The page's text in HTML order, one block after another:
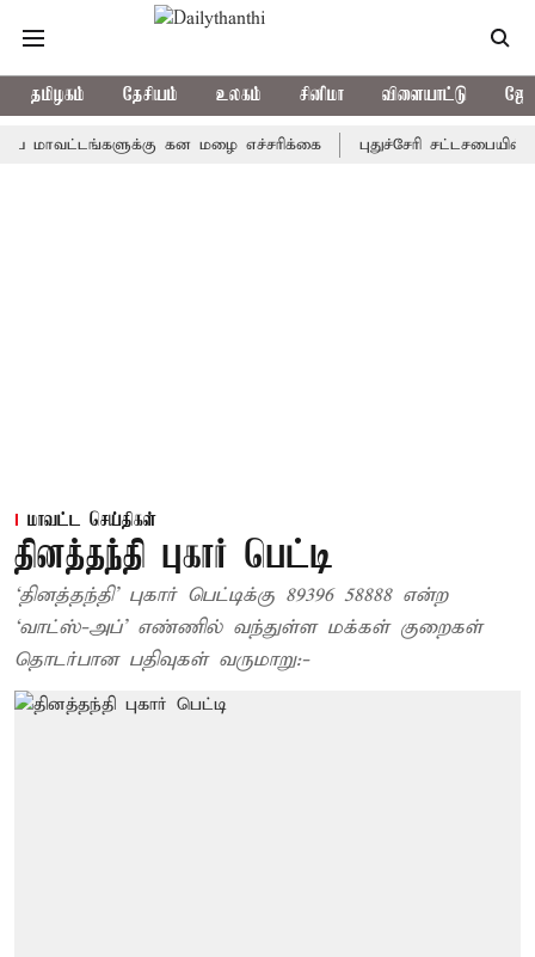
தமிழகம் தேசியம் உலகம் சினிமா விளையாட்டு
கன மழை எச்சரிக்கை புதுச்சேரி சட்டசபையில்
மாவட்ட செய்திகள்
தினத்தந்தி புகார் பெட்டி
‘தினத்தந்தி’ புகார் பெட்டிக்கு 89396 58888 என்ற
‘வாட்ஸ்-அப்’ எண்ணில் வந்துள்ள மக்கள் குறைகள்
தொடர்பான பதிவுகள் வருமாறு:-